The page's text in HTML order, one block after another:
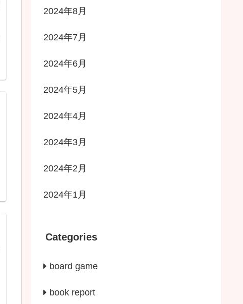
2024年8月
2024年7月
2024年6月
2024年5月
2024年4月
2024年3月
2024年2月
2024年1月
Categories
board game
book report